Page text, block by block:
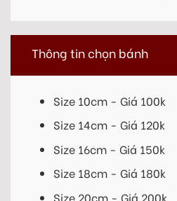
Thông tin chọn bánh
Size 10cm - Giá 100k
Size 14cm - Giá 120k
Size 16cm - Giá 150k
Size 18cm - Giá 180k
Size 20cm - Giá 200k